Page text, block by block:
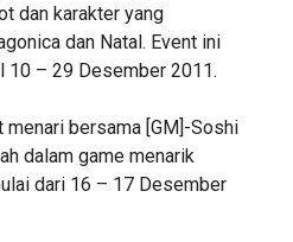
dan karakter yang
dan Natal. Event ini
10 – 29 Desember 2011.
menari bersama [GM]-Soshi
dalam game menarik
dari 16 – 17 Desember